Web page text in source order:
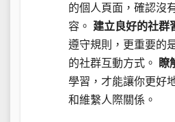
的個人頁面，確認沒
容。 建立良好的社群
遵守規則，更重要的
的社群互動方式。
瞭
學習，才能讓你更好
和維繫人際關係。